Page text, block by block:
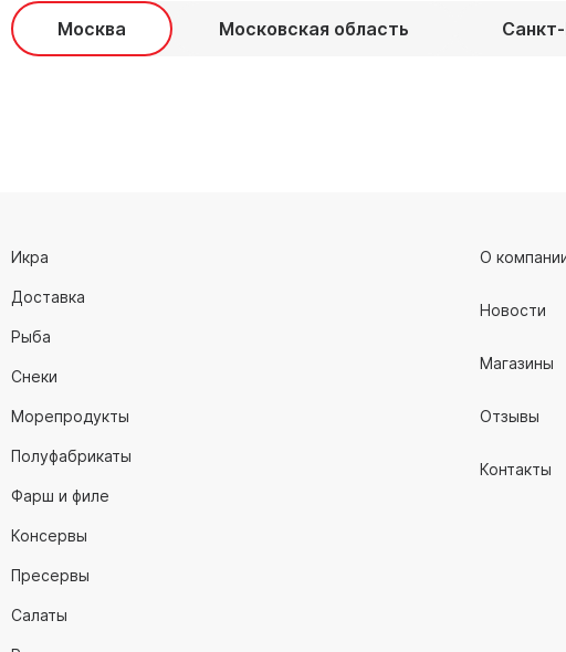
Москва Московская область
Икра
Доставка
Рыба
Снеки
Морепродукты
Полуфабрикаты
Фарш и филе
Консервы
Пресервы
Салаты
О
Новости
Магазины
Отзывы
Контакты